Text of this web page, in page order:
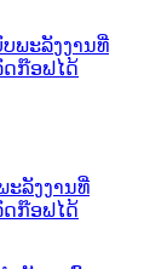
ະລັງງານທີ່
ກ໊ອຟໄດ້